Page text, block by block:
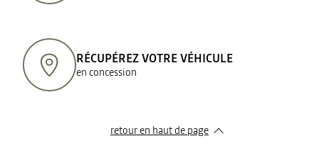
RÉCUPÉREZ VOTRE VÉHICULE
en concession
retour en haut de page​